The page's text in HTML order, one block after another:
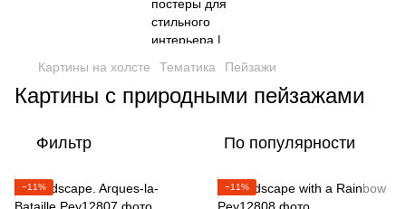
Картины на холсте Тематика Пейзажи
Картины с природными пейзажами
Фильтр По популярности
−11% −11%